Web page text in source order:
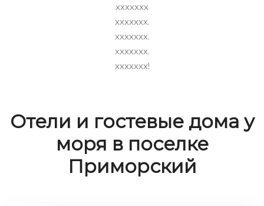
ххххххх
ххххххх.
ххххххх.
ххххххх.
ххххххх!
Отели и гостевые дома у
моря в поселке
Приморский